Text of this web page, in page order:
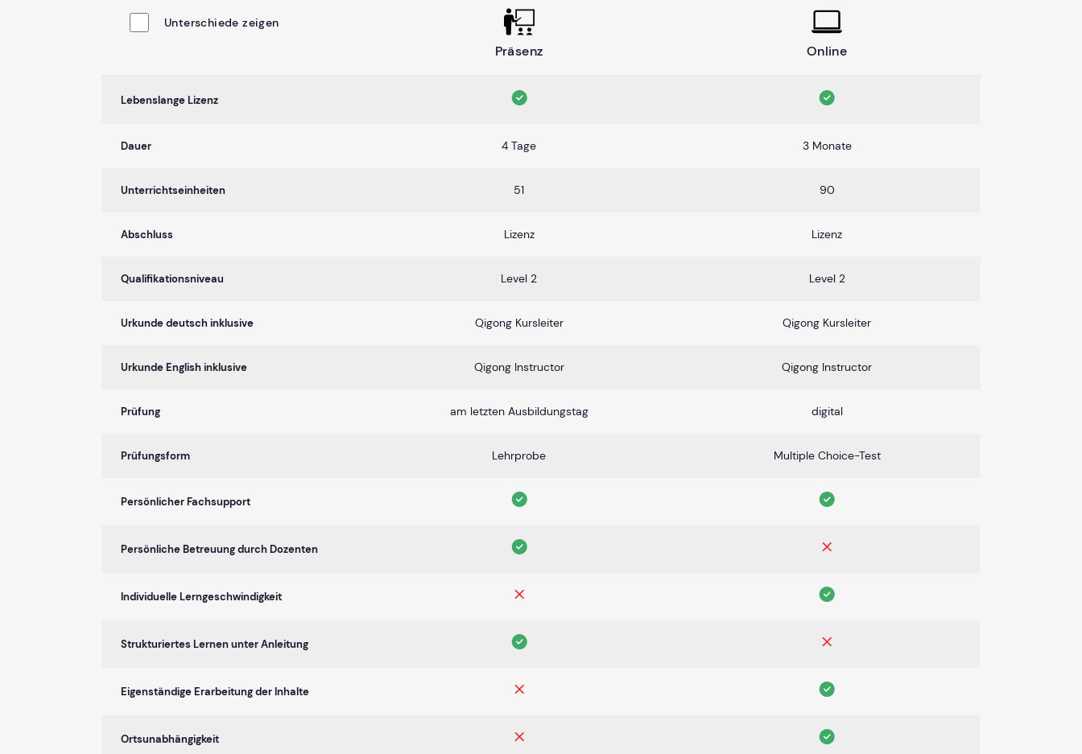
Unterschiede zeigen
Präsenz Online
Lebenslange Lizenz
Dauer 4 Tage 3 Monate
Unterrichtseinheiten 51 90
Abschluss Lizenz Lizenz
Qualifikationsniveau Level 2 Level 2
Urkunde deutsch inklusive Qigong Kursleiter Qigong Kursleiter
Urkunde English inklusive Qigong Instructor Qigong Instructor
Prüfung am letzten Ausbildungstag digital
Prüfungsform Lehrprobe Multiple Choice-Test
Persönlicher Fachsupport
Persönliche Betreuung durch Dozenten
Individuelle Lerngeschwindigkeit
Strukturiertes Lernen unter Anleitung
Eigenständige Erarbeitung der Inhalte
Ortsunabhängigkeit